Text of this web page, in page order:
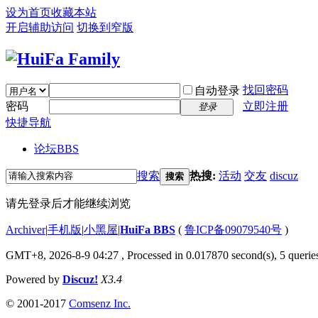
设为首页收藏本站
开启辅助访问 切换到窄版
自动登录 找回密码
密码
登录
立即注册
快捷导航
论坛BBS
搜索 搜索 热搜: 活动 交友 discuz
请先登录后才能继续浏览
Archiver|手机版|小黑屋|HuiFa BBS ( 鲁ICP备09079540号 )
GMT+8, 2026-8-9 04:27 , Processed in 0.017870 second(s), 5
Powered by Discuz! X3.4
© 2001-2017 Comsenz Inc.